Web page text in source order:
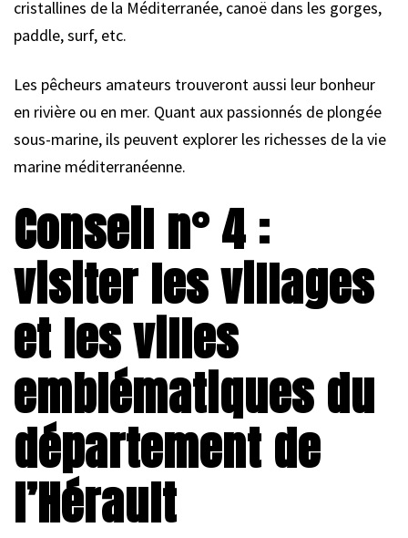
cristallines de la Méditerranée, canoë dans les gorges,
paddle, surf, etc.
Les pêcheurs amateurs trouveront aussi leur bonheur
en rivière ou en mer. Quant aux passionnés de plongée
sous-marine, ils peuvent explorer les richesses de la vie
marine méditerranéenne.
Conseil n° 4 :
visiter les villages
et les villes
emblématiques du
département de
l’Hérault